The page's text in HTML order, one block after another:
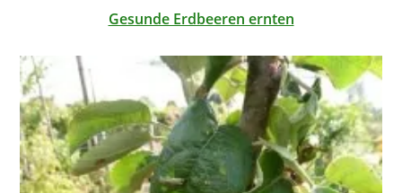
Gesunde Erdbeeren ernten